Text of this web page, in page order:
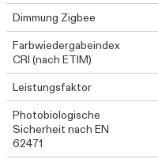
Dimmung Zigbee
Farbwiedergabeindex
CRI (nach ETIM)
Leistungsfaktor
Photobiologische
Sicherheit nach EN
62471